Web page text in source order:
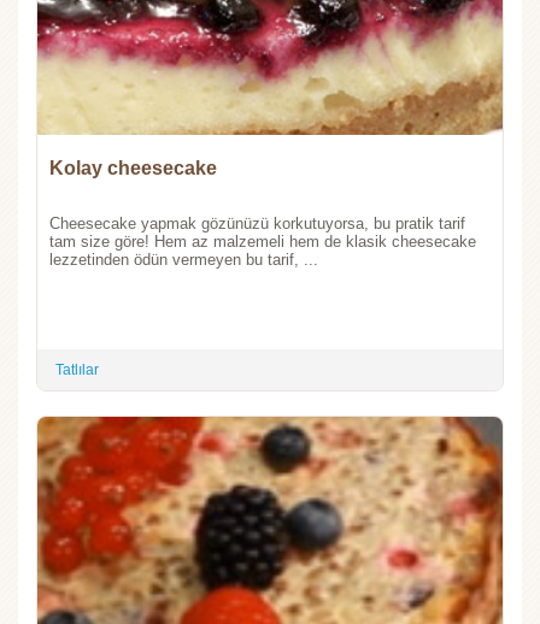
Kolay cheesecake
Cheesecake yapmak gözünüzü korkutuyorsa, bu pratik tarif
tam size göre! Hem az malzemeli hem de klasik cheesecake
lezzetinden ödün vermeyen bu tarif, ...
Tatlılar